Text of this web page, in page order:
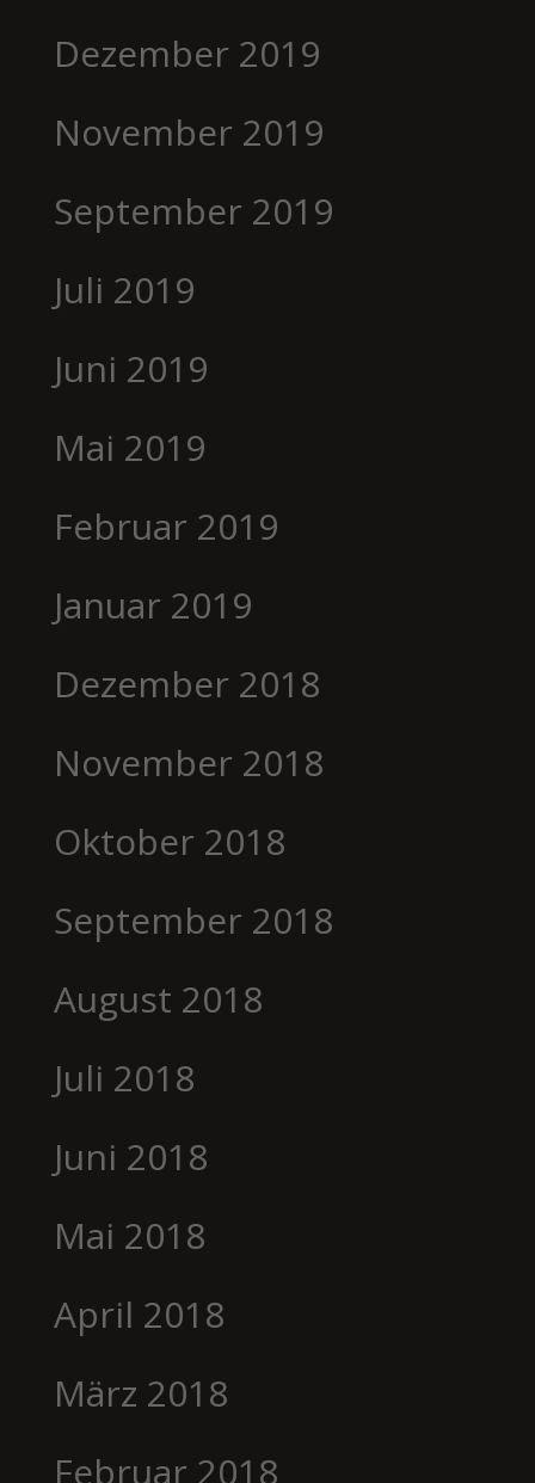
Dezember 2019
November 2019
September 2019
Juli 2019
Juni 2019
Mai 2019
Februar 2019
Januar 2019
Dezember 2018
November 2018
Oktober 2018
September 2018
August 2018
Juli 2018
Juni 2018
Mai 2018
April 2018
März 2018
Februar 2018